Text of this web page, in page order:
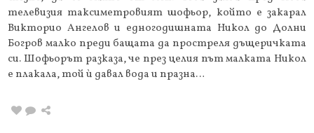
телевизия таксиметровият шофьор, който е закарал
Викторио Ангелов и едногодишната Никол до Долни
Богров малко преди бащата да простреля дъщеричката
си. Шофьорът разказа, че през целия път малката Никол
е плакала, той ѝ давал вода и празна…